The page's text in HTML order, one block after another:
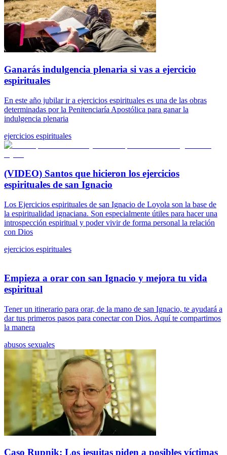
Ganarás indulgencia plenaria si vas a ejercicio
espirituales
En este año jubilar ir a ejercicios espirituales es una de las obras
determinadas por la Penitenciaría Apostólica para ganar la
indulgencia plenaria
ejercicios espirituales
(VIDEO) Santos que hicieron los ejercicios
espirituales de san Ignacio
Los Ejercicios espirituales de san Ignacio de Loyola son la base de
la espiritualidad ignaciana. Son especialmente útiles para hacer una
introspección espiritual y poder vivir de forma personal la relación
con Dios
ejercicios espirituales
Empieza a orar con san Ignacio y mejora tu vida
espiritual
Tener un itinerario para orar, de la mano de san Ignacio, te ayudará a
dar tus primeros pasos para conectar con Dios. Aquí te compartimos
la manera
abusos sexuales
Caso Rupnik: Los jesuitas piden a posibles víctimas